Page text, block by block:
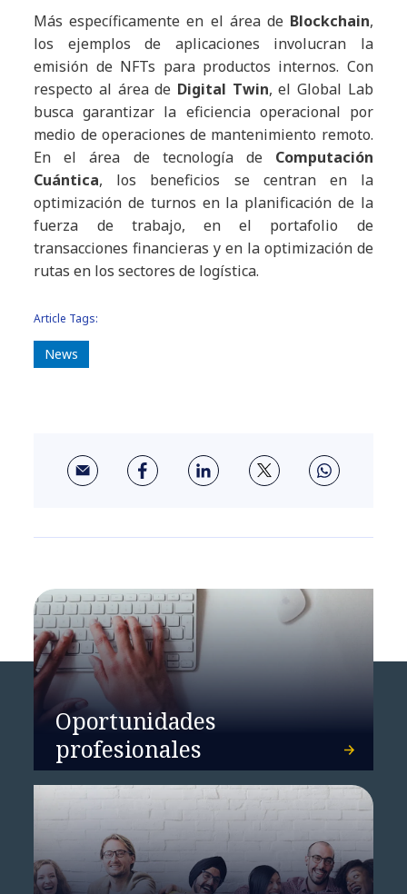
Más específicamente en el área de Blockchain,
los ejemplos de aplicaciones involucran la
emisión de NFTs para productos internos. Con
respecto al área de Digital Twin, el Global Lab
busca garantizar la eficiencia operacional por
medio de operaciones de mantenimiento remoto.
En el área de tecnología de Computación
Cuántica, los beneficios se centran en la
optimización de turnos en la planificación de la
fuerza de trabajo, en el portafolio de
transacciones financieras y en la optimización de
rutas en los sectores de logística.
Article Tags:
News
Oportunidades
profesionales